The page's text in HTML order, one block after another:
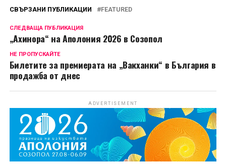
СВЪРЗАНИ ПУБЛИКАЦИИ FEATURED
СЛЕДВАЩА ПУБЛИКАЦИЯ
„Ахинора“ на Аполония 2026 в Созопол
НЕ ПРОПУСКАЙТЕ
Билетите за премиерата на „Вакханки“ в България в
продажба от днес
ADVERTISEMENT